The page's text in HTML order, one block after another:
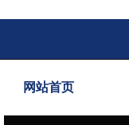
网站首页